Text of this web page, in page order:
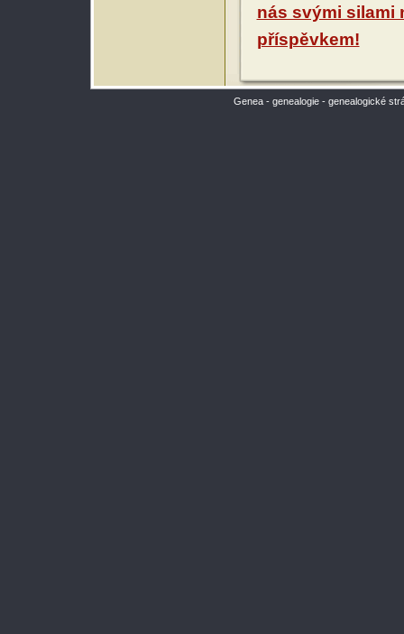
nás svými silami
příspěvkem!
Genea - genealogie - genealogické